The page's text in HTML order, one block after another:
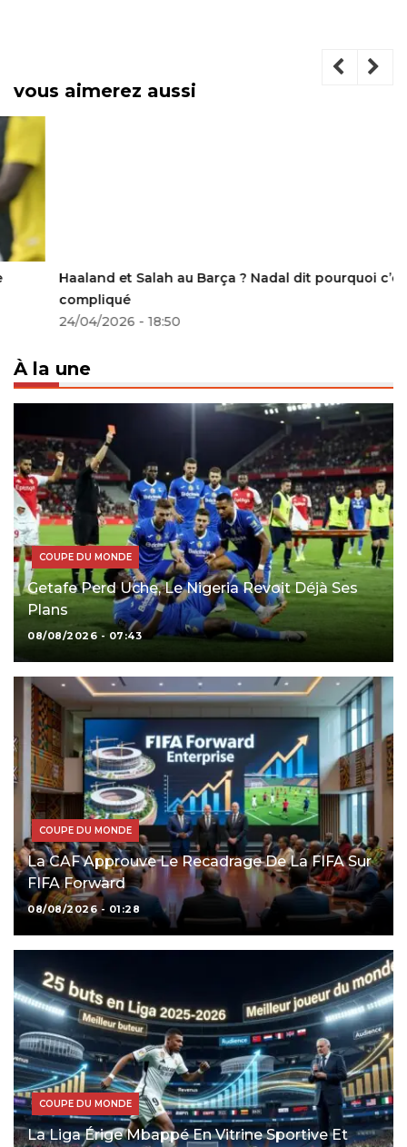
vous aimerez aussi
Haaland et Salah au Barça ? Nadal dit pourquoi c’est
compliqué
24/04/2026 - 18:50
À la une
COUPE DU MONDE
Getafe Perd Uche, Le Nigeria Revoit Déjà Ses
Plans
08/08/2026 - 07:43
COUPE DU MONDE
La CAF Approuve Le Recadrage De La FIFA Sur
FIFA Forward
08/08/2026 - 01:28
COUPE DU MONDE
La Liga Érige Mbappé En Vitrine Sportive Et